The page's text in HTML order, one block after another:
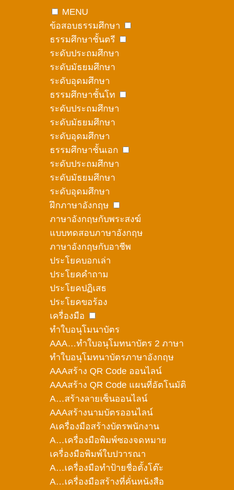
MENU
ข้อสอบธรรมศึกษา
ธรรมศึกษาชั้นตรี
ระดับประถมศึกษา
ระดับมัธยมศึกษา
ระดับอุดมศึกษา
ธรรมศึกษาชั้นโท
ระดับประถมศึกษา
ระดับมัธยมศึกษา
ระดับอุดมศึกษา
ธรรมศึกษาชั้นเอก
ระดับประถมศึกษา
ระดับมัธยมศึกษา
ระดับอุดมศึกษา
ฝึกภาษาอังกฤษ
ภาษาอังกฤษกับพระสงฆ์
แบบทดสอบภาษาอังกฤษ
ภาษาอังกฤษกับอาชีพ
ประโยคบอกเล่า
ประโยคคำถาม
ประโยคปฏิเสธ
ประโยคขอร้อง
เครื่องมือ
ทำใบอนุโมนาบัตร
AAA…ทำใบอนุโมทนาบัตร 2 ภาษา
ทำใบอนุโมทนาบัตรภาษาอังกฤษ
AAAสร้าง QR Code ออนไลน์
AAAสร้าง QR Code แผนที่อัตโนมัติ
A…สร้างลายเซ็นออนไลน์
AAAสร้างนามบัตรออนไลน์
Aเครื่องมือสร้างบัตรพนักงาน
A…เครื่องมือพิมพ์ซองจดหมาย
เครื่องมือพิมพ์ใบปวารณา
A…เครื่องมือทำป้ายชื่อตั้งโต๊ะ
A…เครื่องมือสร้างที่คั่นหนังสือ